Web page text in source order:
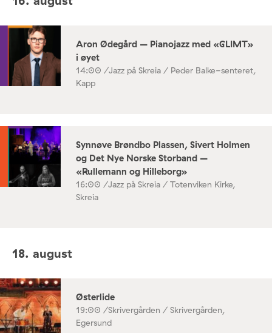
Aron Ødegård – Pianojazz med «GLIMT»
i øyet
14:00 /Jazz på Skreia / Peder Balke-senteret,
Kapp
Synnøve Brøndbo Plassen, Sivert Holmen
og Det Nye Norske Storband –
«Rullemann og Hilleborg»
16:00 /Jazz på Skreia / Totenviken Kirke,
Skreia
18. august
Østerlide
19:00 /Skrivergården / Skrivergården,
Egersund